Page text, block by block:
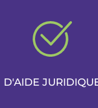
D'AIDE